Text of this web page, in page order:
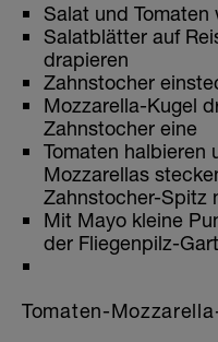
Salat und
Salatblätter auf
drapieren
Zahnstocher
Mozzarella-Kugel
Zahnstocher eine
Tomaten halbieren
Mozzarellas
Zahnstocher-Spitz
Mit Mayo kleine
der Fliegenpilz-
Tomaten-